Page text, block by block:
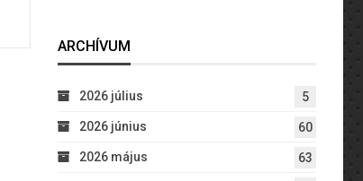
ARCHÍVUM
2026 július 5
2026 június 60
2026 május 63